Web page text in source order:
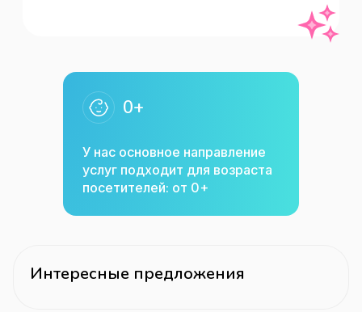
0+
У нас основное направление
услуг подходит для возраста
посетителей: от 0+
Интересные предложения